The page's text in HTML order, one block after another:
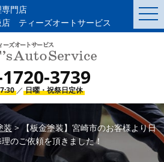
門店
店 ティーズオートサービス
3739
／ 日曜・祝祭日定休
装 >【板金塗装】宮崎市のお客様より日
のご依頼を頂きました！